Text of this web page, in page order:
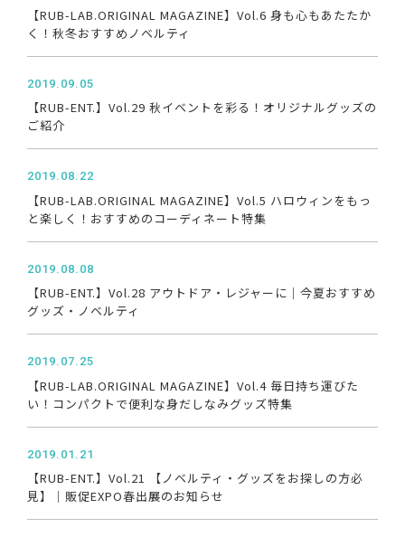
【RUB-LAB.ORIGINAL MAGAZINE】Vol.6 身も心もあたたか
く！秋冬おすすめノベルティ
2019.09.05
【RUB-ENT.】Vol.29 秋イベントを彩る！オリジナルグッズの
ご紹介
2019.08.22
【RUB-LAB.ORIGINAL MAGAZINE】Vol.5 ハロウィンをもっ
と楽しく！おすすめのコーディネート特集
2019.08.08
【RUB-ENT.】Vol.28 アウトドア・レジャーに｜今夏おすすめ
グッズ・ノベルティ
2019.07.25
【RUB-LAB.ORIGINAL MAGAZINE】Vol.4 毎日持ち運びた
い！コンパクトで便利な身だしなみグッズ特集
2019.01.21
【RUB-ENT.】Vol.21 【ノベルティ・グッズをお探しの方必
見】｜販促EXPO春出展のお知らせ